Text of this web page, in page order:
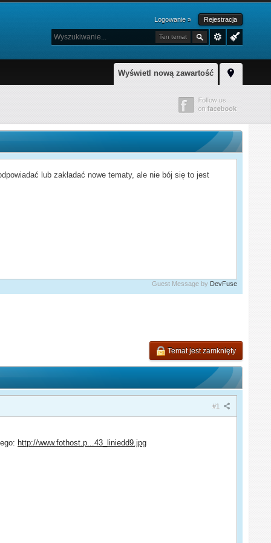
Logowanie » Rejestracja
Ten temat
Wyświetl nową zawartość
lub zakładać nowe tematy, ale nie bój się to jest
Guest Message by DevFuse
Temat jest zamknięty
#1
http://www.fothost.p...43_liniedd9.jpg